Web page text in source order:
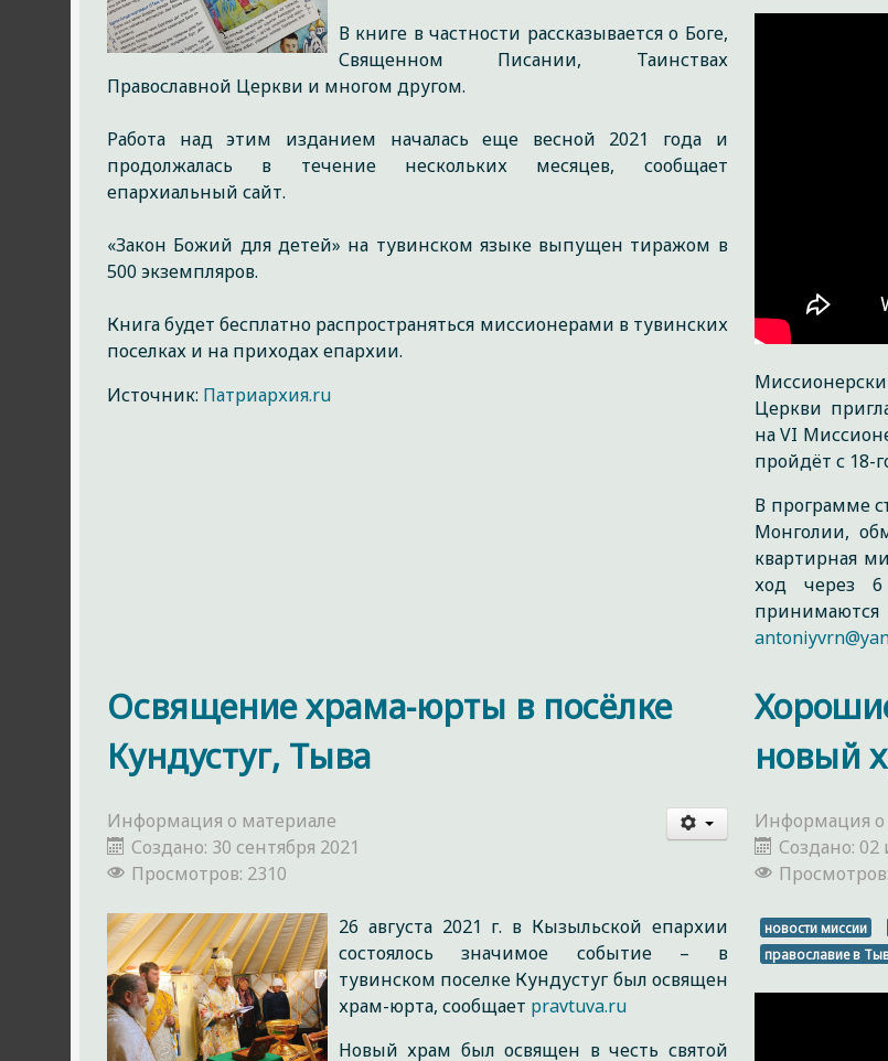
В книге в частности рассказывается о Боге,
Священном Писании, Таинствах
Православной Церкви и многом другом.
Работа над этим изданием началась еще весной 2021 года и
продолжалась в течение нескольких месяцев, сообщает
епархиальный сайт.
«Закон Божий для детей» на тувинском языке выпущен тиражом в
500 экземпляров.
Книга будет бесплатно распространяться миссионерами в тувинских
поселках и на приходах епархии.
Источник: Патриархия.ru
Церкви
на VI
пройдёт с 18-
В программе
Монголии,
квартирная
ход через 6
Освящение храма-юрты в посёлке
Кундустуг, Тыва
Информация о материале
Создано: 30 сентября 2021
Просмотров: 2310
26 августа 2021 г. в Кызыльской епархии
состоялось значимое событие – в
тувинском поселке Кундустуг был освящен
храм-юрта, сообщает pravtuva.ru
Новый храм был освящен в честь святой
новый
Информация о
Создано: 02
новости миссии
православие в